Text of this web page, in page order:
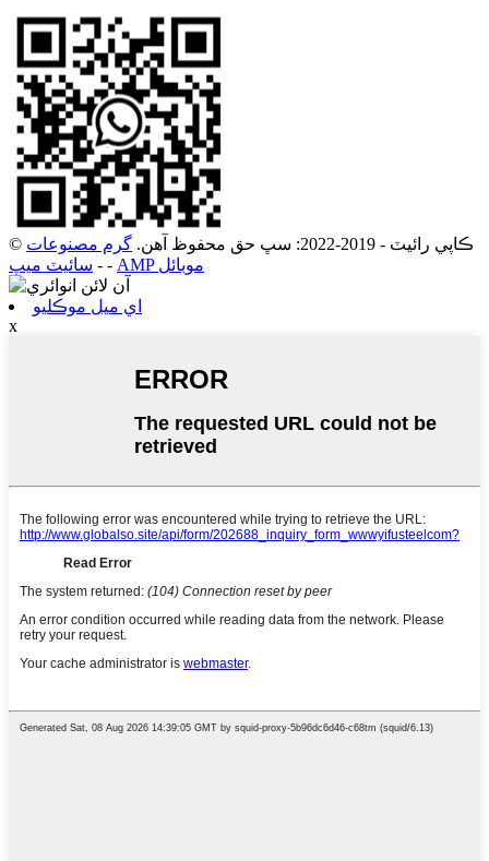
© ڪاپي رائيٽ - 2019-2022: سڀ حق محفوظ آهن.
گرم مصنوعات
- سائيٽ ميپ - AMP موبائل
اي ميل موڪليو
x